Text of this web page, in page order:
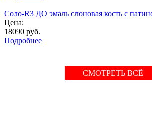
Соло-R3 ДО эмаль слоновая кость с
Цена:
18090 руб.
Подробнее
СМОТРЕТЬ ВСЁ